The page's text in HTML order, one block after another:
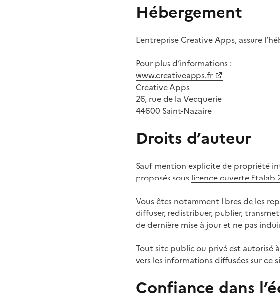
Hébergement
L’entreprise Creative Apps, assure
Pour plus d’informations :
www.creativeapps.fr
Creative Apps
26, rue de la Vecquerie
44600 Saint-Nazaire
Droits d’auteur
Sauf mention explicite de propriété
proposés sous licence ouverte Etalab
Vous êtes notamment libres de les
diffuser, redistribuer, publier,
de dernière mise à jour et ne pas
Tout site public ou privé est autorisé
vers les informations diffusées sur ce
Confiance dans